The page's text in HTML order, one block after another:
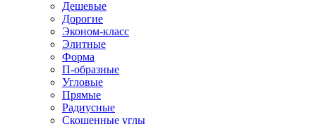
Дешевые
Дорогие
Эконом-класс
Элитные
Форма
П-образные
Угловые
Прямые
Радиусные
Скошенные углы